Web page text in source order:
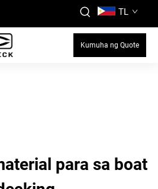
TL
Kumuha ng Quote
para sa boat